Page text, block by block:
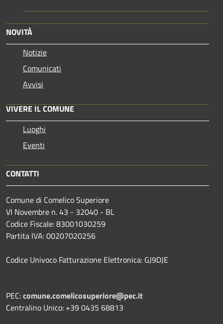
NOVITÀ
Notizie
Comunicati
Avvisi
VIVERE IL COMUNE
Luoghi
Eventi
CONTATTI
Comune di Comelico Superiore
VI Novembre n. 43 - 32040 - BL
Codice Fiscale: 83001030259
Partita IVA: 00207020256
Codice Univoco Fatturazione Elettronica: GJ9DJE
PEC:comune.comelicosuperiore@pec.it
Centralino Unico: +39 0435 68813